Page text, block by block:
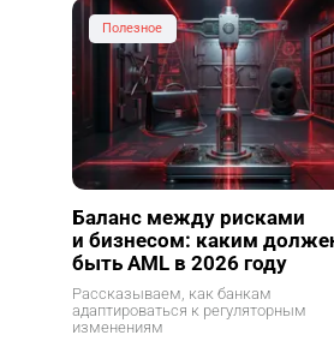
Полезное
Баланс между рисками
и бизнесом: каким
быть AML в 2026 году
Рассказываем, как банкам
адаптироваться к регуляторным
изменениям